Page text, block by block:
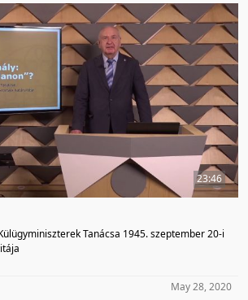
23:46
Tanácsa 1945. szeptember 20-i
May 28, 2020